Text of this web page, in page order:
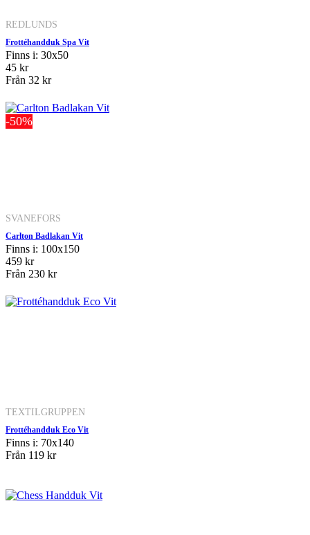
REDLUNDS
Frottéhandduk Spa Vit
Finns i: 30x50
45 kr
Från 32 kr
-50%
SVANEFORS
Carlton Badlakan Vit
Finns i: 100x150
459 kr
Från 230 kr
TEXTILGRUPPEN
Frottéhandduk Eco Vit
Finns i: 70x140
Från 119 kr